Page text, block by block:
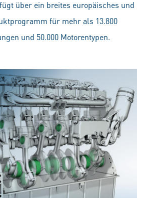
über ein breites europäisches und
für mehr als 13.800
und 50.000 Motorentypen.